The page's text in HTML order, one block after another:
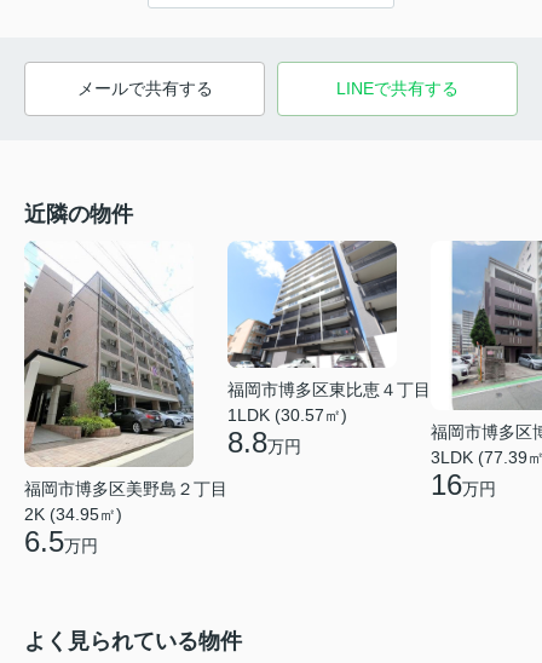
メールで共有する LINEで共有する
近隣の物件
福岡市博多区美野島２丁目
2K (34.95㎡)
6.5万円
福岡市博多区東比恵４丁目
1LDK (30.57㎡)
8.8万円
福岡市博多区
3LDK (77.39
16万円
よく見られている物件